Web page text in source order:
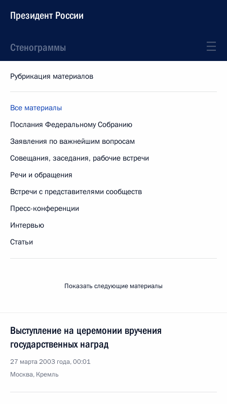
Президент России
Стенограммы
Рубрикация материалов
Все материалы
Послания Федеральному Собранию
Заявления по важнейшим вопросам
Совещания, заседания, рабочие встречи
Речи и обращения
Встречи с представителями сообществ
Пресс-конференции
Интервью
Статьи
Показать следующие материалы
Выступление на церемонии вручения
государственных наград
27 марта 2003 года, 00:01
Москва, Кремль